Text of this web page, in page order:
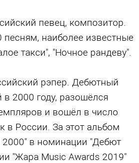
певец, композитор.
наиболее известные
такси", "Ночное рандеву".
рэпер. Дебютный
2000 году, разошёлся
и вошёл в число
в России. За этот альбом
в номинации "Дебют
"Жара Music Awards 2019"